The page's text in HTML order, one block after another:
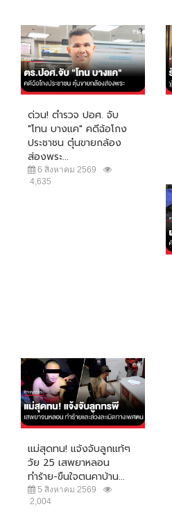
ด่วน! ตำรวจ ปอศ. จับ
"โทน บางแค" คดีฉ้อโกง
ประชาชน ตุ๋นขายกล้อง
ส่องพระ...
6 สิงหาคม 2569
4,635
แม่สุดทน! แจ้งจับลูกแท้ๆ
วัย 25 เสพยาหลอน
ทำร้าย-ขืนใจตนคาบ้าน...
5 สิงหาคม 2569
2,004